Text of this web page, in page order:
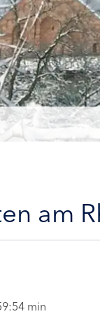
am
min